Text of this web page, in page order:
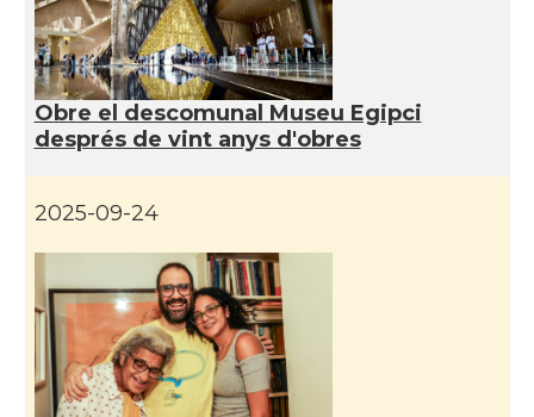
Obre el descomunal Museu Egipci
després de vint anys d'obres
2025-09-24